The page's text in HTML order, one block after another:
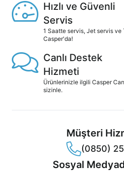
Hızlı ve Güvenli
Servis
1 Saatte servis, Jet servis
Casper'da!
Canlı Destek
Hizmeti
Ürünlerinizle ilgili Casper
sizinle.
Müşteri
(0850)
Sosyal